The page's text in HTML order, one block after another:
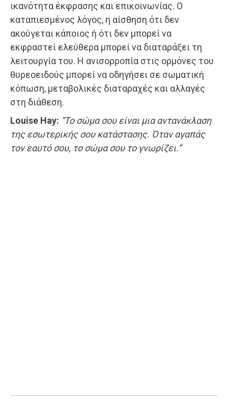
ικανότητα έκφρασης και επικοινωνίας. Ο
καταπιεσμένος λόγος, η αίσθηση ότι δεν
ακούγεται κάποιος ή ότι δεν μπορεί να
εκφραστεί ελεύθερα μπορεί να διαταράξει τη
λειτουργία του. Η ανισορροπία στις ορμόνες του
θυρεοειδούς μπορεί να οδηγήσει σε σωματική
κόπωση, μεταβολικές διαταραχές και αλλαγές
στη διάθεση.
Louise Hay: “Το σώμα σου είναι μια αντανάκλαση
της εσωτερικής σου κατάστασης. Όταν αγαπάς
τον εαυτό σου, το σώμα σου το γνωρίζει.”